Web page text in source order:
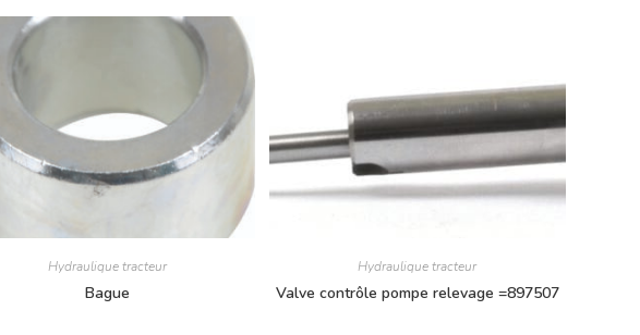
Hydraulique tracteur
Bague
Hydraulique tracteur
Valve contrôle pompe relevage =897507